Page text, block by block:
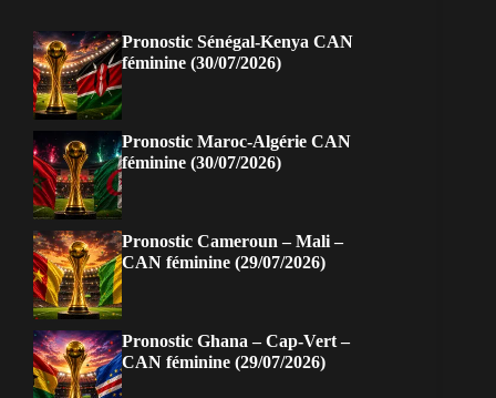
Pronostic Sénégal-Kenya CAN
féminine (30/07/2026)
Pronostic Maroc-Algérie CAN
féminine (30/07/2026)
Pronostic Cameroun – Mali –
CAN féminine (29/07/2026)
Pronostic Ghana – Cap-Vert –
CAN féminine (29/07/2026)